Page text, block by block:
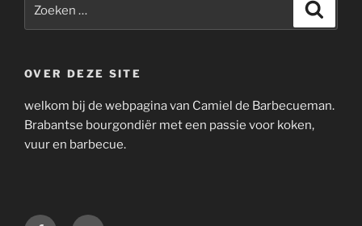
OVER DEZE SITE
welkom bij de webpagina van Camiel de Barbecueman.
Brabantse bourgondiër met een passie voor koken,
vuur en barbecue.